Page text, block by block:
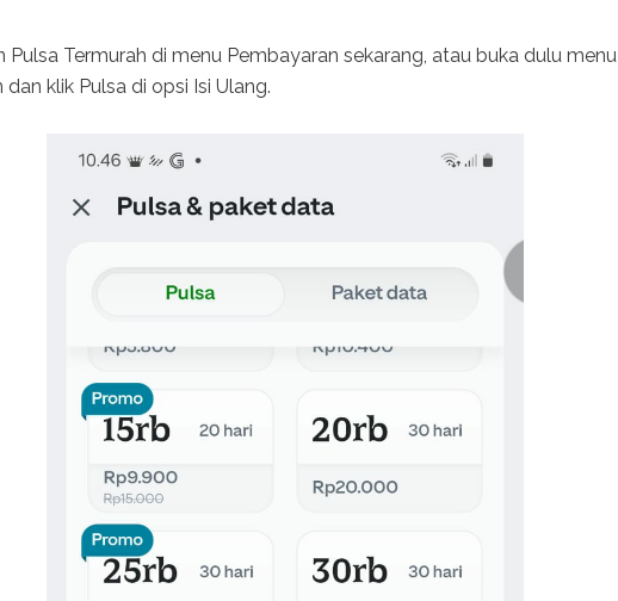
Pulsa Termurah di menu Pembayaran sekarang, atau buka dulu menu
dan klik Pulsa di opsi Isi Ulang.